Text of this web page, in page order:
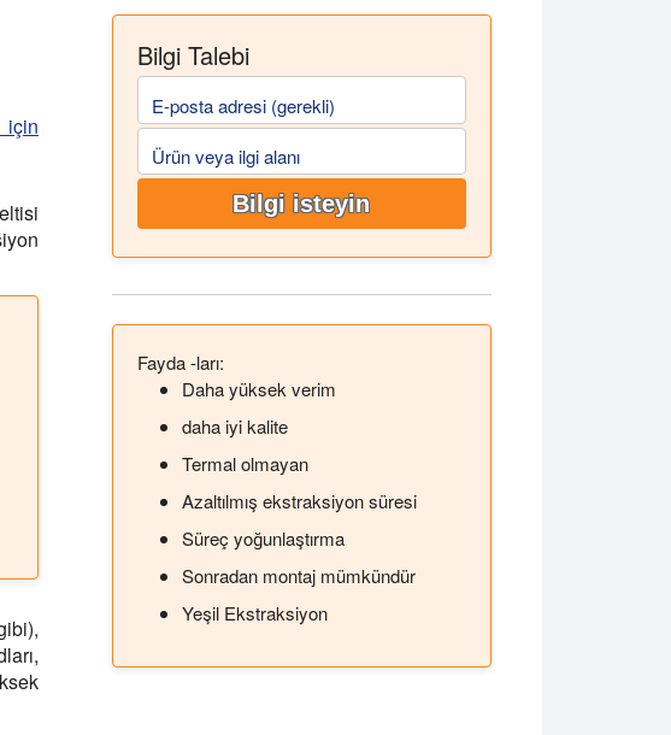
ultrasonik ekstraksiyonunu tanıtıyoruz. Sonikasyon, meyve ve
için
Bilgi Talebi
E-posta adresi (gerekli)
Ürün veya ilgi alanı
Bilgi isteyin
Fayda -ları:
Daha yüksek verim
daha iyi kalite
Termal olmayan
Azaltılmış ekstraksiyon süresi
Süreç yoğunlaştırma
Sonradan montaj mümkündür
Yeşil Ekstraksiyon